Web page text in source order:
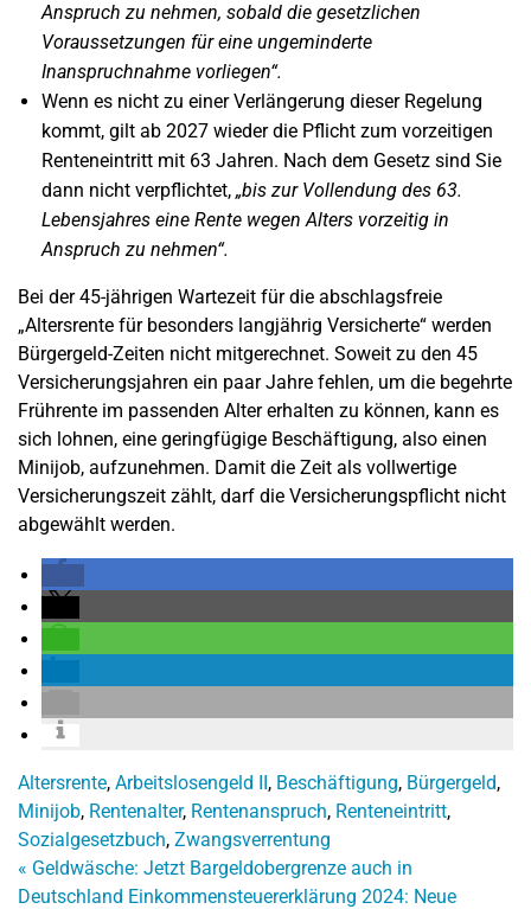
Anspruch zu nehmen, sobald die gesetzlichen
Voraussetzungen für eine ungeminderte
Inanspruchnahme vorliegen“.
Wenn es nicht zu einer Verlängerung dieser Regelung
kommt, gilt ab 2027 wieder die Pflicht zum vorzeitigen
Renteneintritt mit 63 Jahren. Nach dem Gesetz sind Sie
dann nicht verpflichtet, „bis zur Vollendung des 63.
Lebensjahres eine Rente wegen Alters vorzeitig in
Anspruch zu nehmen“.
Bei der 45-jährigen Wartezeit für die abschlagsfreie
„Altersrente für besonders langjährig Versicherte“ werden
Bürgergeld-Zeiten nicht mitgerechnet. Soweit zu den 45
Versicherungsjahren ein paar Jahre fehlen, um die begehrte
Frührente im passenden Alter erhalten zu können, kann es
sich lohnen, eine geringfügige Beschäftigung, also einen
Minijob, aufzunehmen. Damit die Zeit als vollwertige
Versicherungszeit zählt, darf die Versicherungspflicht nicht
abgewählt werden.
Altersrente, Arbeitslosengeld II, Beschäftigung, Bürgergeld,
Minijob, Rentenalter, Rentenanspruch, Renteneintritt,
Sozialgesetzbuch, Zwangsverrentung
« Geldwäsche: Jetzt Bargeldobergrenze auch in
Deutschland Einkommensteuererklärung 2024: Neue